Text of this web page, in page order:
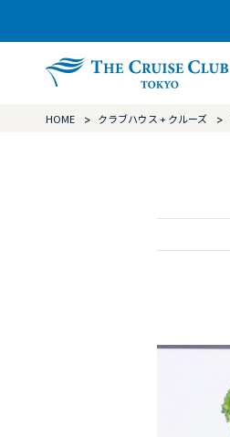
HOME クラブハウス + クルーズ